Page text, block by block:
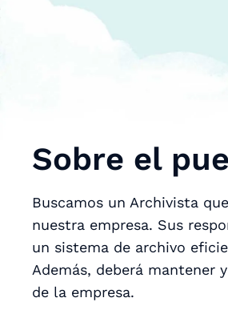
Sobre el
Buscamos un Archivista
nuestra empresa. Sus
un sistema de archivo
Además, deberá mantener
de la empresa.